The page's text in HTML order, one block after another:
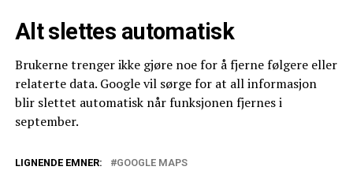
Alt slettes automatisk
Brukerne trenger ikke gjøre noe for å fjerne følgere eller
relaterte data. Google vil sørge for at all informasjon
blir slettet automatisk når funksjonen fjernes i
september.
LIGNENDE EMNER: GOOGLE MAPS